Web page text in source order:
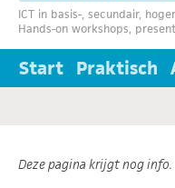
ICT in basis-, secundair,
Hands-on workshops,
Start Praktisch
Deze pagina krijgt nog info.